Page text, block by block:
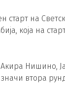
на
која на
Нишино,
втора